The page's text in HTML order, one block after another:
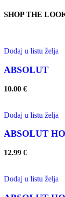
SHOP THE
Dodaj u listu želja
ABSOLUT
10.00 €
Dodaj u listu želja
ABSOLUT
12.99 €
Dodaj u listu želja